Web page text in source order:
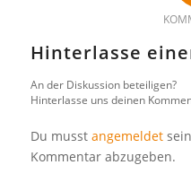
Hinterlasse
An der Diskussion beteiligen?
Hinterlasse uns deinen
Du musst angemeldet
Kommentar abzugeben.